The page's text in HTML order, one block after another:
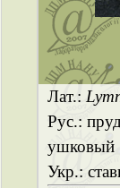
Лат.:
Рус.:
ушковый
Укр.: